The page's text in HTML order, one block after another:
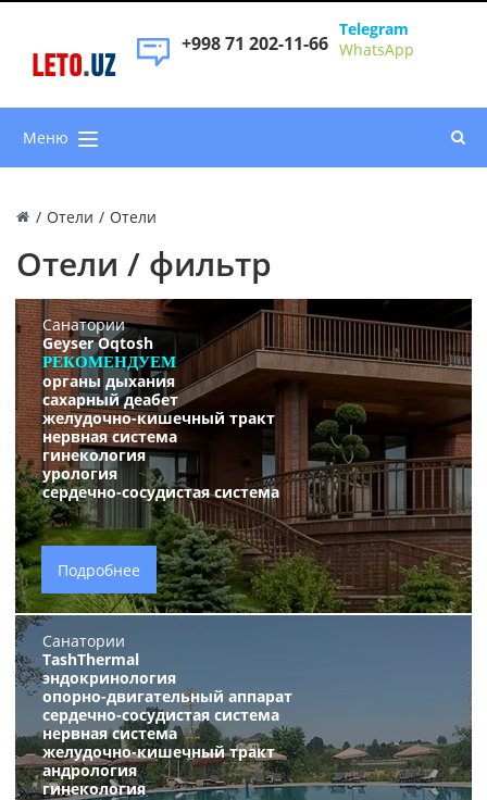
LETO.UZ
+998 71 202-11-66
Telegram
WhatsApp
Меню
/ Отели / Отели
Отели / фильтр
Санатории
Geyser Oqtosh
РЕКОМЕНДУЕМ
органы дыхания
сахарный деабет
желудочно-кишечный тракт
нервная система
гинекология
урология
сердечно-сосудистая система
Подробнее
Санатории
TashThermal
эндокринология
опорно-двигательный аппарат
сердечно-сосудистая система
нервная система
желудочно-кишечный тракт
андрология
гинекология